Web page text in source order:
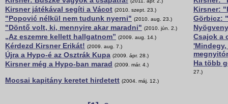
Kirsner játékával segíti a Vácot (2010. szept. 23.)
"Popović nélkül nem tudunk nyerni" (2010. aug. 23.)
"Döntő volt, ki, mennyire akar maradni" (2010. jún. 2.)
„Az eszemre kellett hallgatnom” (2009. aug. 14.)
Kérdezd Kirsner Erikát! (2009. aug. 7.)
Újra a Hypo-é az Osztrák Kupa (2009. ápr. 28.)
Kirsner még a Hypo-ban marad (2009. már. 4.)
Kirsner:
Görbicz:
Csajok a
Ha több
27.)
Mocsai kapitány keretet hirdetett (2004. máj. 12.)